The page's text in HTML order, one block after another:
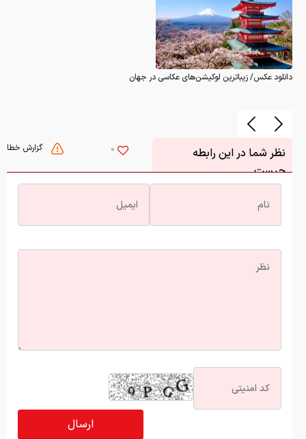
دانلود عکس/ زیباترین لوکیشن‌های عکاسی در جهان
گزارش خطا 0
نظر شما در این رابطه
چیست